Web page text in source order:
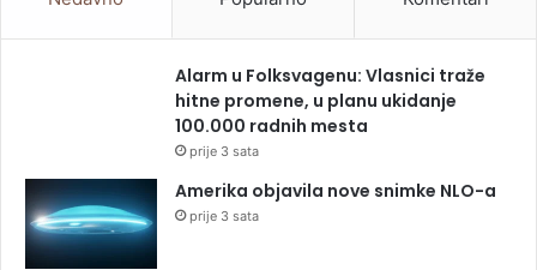
Alarm u Folksvagenu: Vlasnici traže
hitne promene, u planu ukidanje
100.000 radnih mesta
prije 3 sata
Amerika objavila nove snimke NLO-a
prije 3 sata